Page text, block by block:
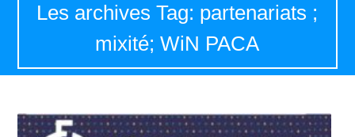
Les archives Tag: partenariats ;
mixité; WiN PACA